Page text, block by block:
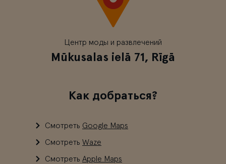
Центр моды и развлечений
Mūkusalas ielā 71, Rīgā
Как добраться?
Смотреть Google Maps
Смотреть Waze
Смотреть Apple Maps